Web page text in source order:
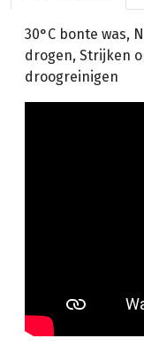
30°C bonte was,
drogen, Strijken
droogreinigen